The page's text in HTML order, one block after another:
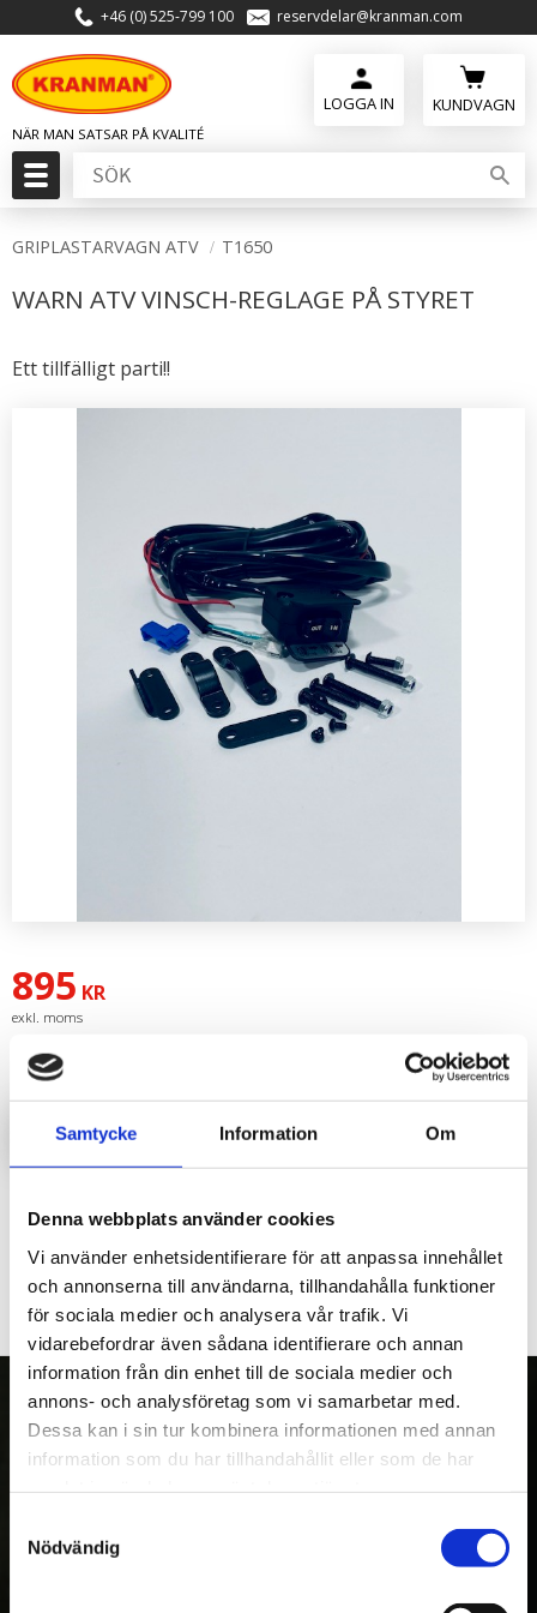
Samtycke Information Om
Denna webbplats använder cookies
Vi använder enhetsidentifierare för att anpassa innehållet
och annonserna till användarna, tillhandahålla funktioner
för sociala medier och analysera vår trafik. Vi
vidarebefordrar även sådana identifierare och annan
information från din enhet till de sociala medier och
annons- och analysföretag som vi samarbetar med.
Dessa kan i sin tur kombinera informationen med annan
information som du har tillhandahållit eller som de har
Nödvändig
Meny
+46 (0) 525-799 100 reservdelar@kranman.com
KUNDVAGN
GRIPLASTARVAGN ATV T1650
WARN ATV VINSCH-REGLAGE PÅ STYRET
Ett tillfälligt parti!!
895 KR
Artikelnr 6001182
LOGGA IN FÖR ATT HANDLA
Warn ATV Vinsch-reglage på styret
OM OSS
maskiner och tillbehör för fyrhjulingar,